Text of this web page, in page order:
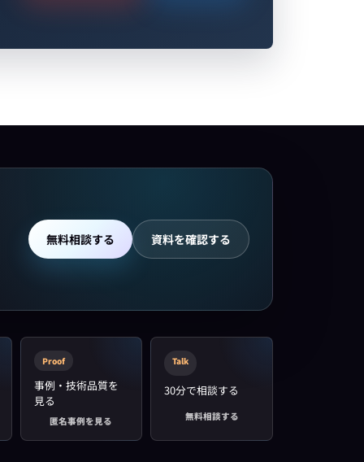
無料相談する 資料を確認する
Proof
事例・技術品質を
見る
匿名事例を見る
Talk
30分で相談する
無料相談する